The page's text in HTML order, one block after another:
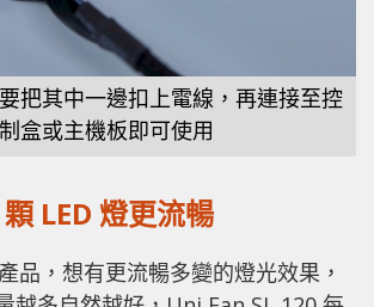
把其中一邊扣上電線，再連接至控
制盒或主機板即可使用
LED 燈更流暢
品，想有更流暢多變的燈光效果，